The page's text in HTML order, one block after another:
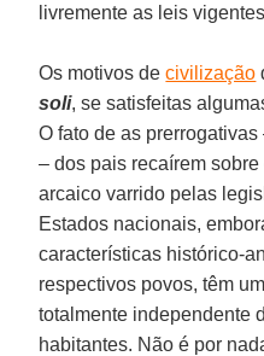
livremente as leis
Os motivos decivilização
soli, se satisfeitas
O fato de as
– dos pais recaírem
arcaico varrido pelas
Estados nacionais,
características histórico-
respectivos povos, têm
totalmente independente
habitantes. Não é por